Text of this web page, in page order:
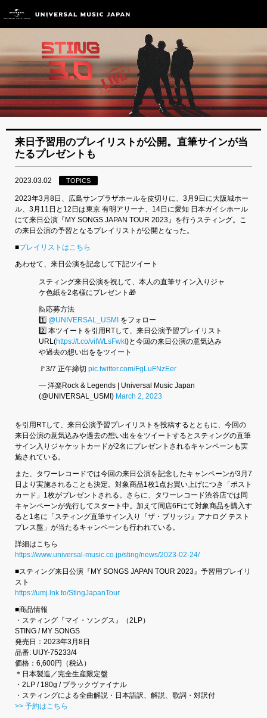
来日予習用のプレイリストが公開。直筆サインが当
たるプレゼントも
2023.03.02 TOPICS
2023年3月8日、広島サンプラザホールを皮切りに、3月9日に大阪城ホー
ル、3月11日と12日は東京 有明アリーナ、14日に愛知 日本ガイシホール
にて来日公演『MY SONGS JAPAN TOUR 2023』を行うスティング。こ
の来日公演の予習となるプレイリストが公開となった。
■プレイリストはこちら
あわせて、来日公演を記念して下記ツイート
スティング来日公演を祝して、本人の直筆サイン入りジャ
ケ色紙を2名様にプレゼント🎁
🙋応募方法
1️⃣ @UNIVERSAL_USMI
をフォロー
2️⃣ 本ツイートを引用RTして、来日公演予習プレイリスト
URL(https://t.co/viIWLsFwkt)と今回の来日公演の意気込み
や過去の想い出ををツイート
🚩3/7 正午締切 pic.twitter.com/FgLuFNzEer
— 洋楽Rock & Legends | Universal Music Japan
(@UNIVERSAL_USMI) March 2, 2023
を引用RTして、来日公演予習プレイリストを投稿するとともに、今回の
来日公演の意気込みや過去の想い出ををツイートするとスティングの直筆
サイン入りジャケットカードが2名にプレゼントされるキャンペーンも実
施されている。
また、タワーレコードでは今回の来日公演を記念したキャンペーンが3月7
日より実施されることも決定。対象商品1枚1点お買い上げにつき「ポスト
カード」1枚がプレゼントされる。さらに、タワーレコード渋谷店では同
キャンペーンが先行してスタート中。加えて同店6Fにて対象商品を購入す
ると1名に「スティング直筆サイン入り『ザ・ブリッジ』アナログ テスト
プレス盤」が当たるキャンペーンも行われている。
詳細はこちら
https://www.universal-music.co.jp/sting/news/2023-02-24/
■スティング来日公演『MY SONGS JAPAN TOUR 2023』予習用プレイリ
スト
https://umj.lnk.to/StingJapanTour
■商品情報
・スティング『マイ・ソングス』（2LP）
STING / MY SONGS
発売日：2023年3月8日
品番: UIJY-75233/4
価格：6,600円（税込）
＊日本製造／完全生産限定盤
・2LP / 180g / ブラックヴァイナル
・スティングによる全曲解説・日本語訳、解説、歌詞・対訳付
>> 予約はこちら